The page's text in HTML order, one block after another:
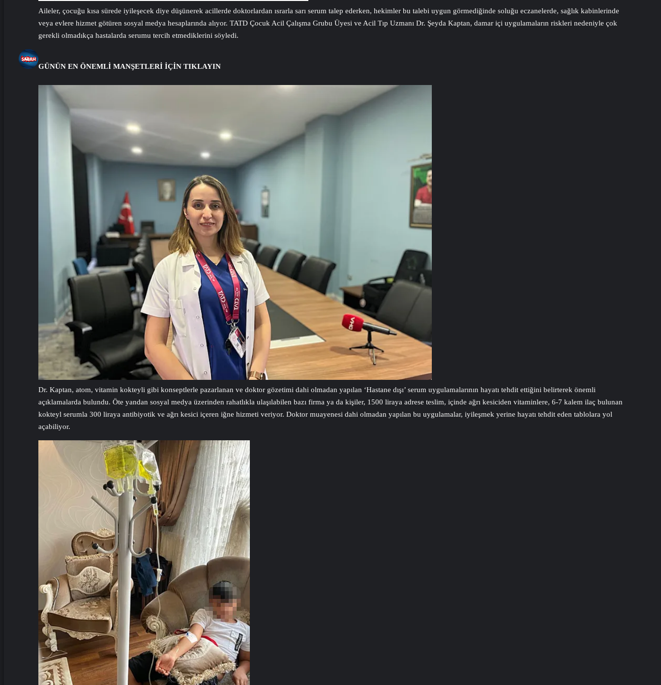
Aileler, çocuğu kısa sürede iyileşecek diye düşünerek acillerde doktorlardan ısrarla sarı serum talep ederken, hekimler bu talebi uygun görmediğinde soluğu eczanelerde, sağlık kabinlerinde
veya evlere hizmet götüren sosyal medya hesaplarında alıyor. TATD Çocuk Acil Çalışma Grubu Üyesi ve Acil Tıp Uzmanı Dr. Şeyda Kaptan, damar içi uygulamaların riskleri nedeniyle çok
gerekli olmadıkça hastalarda serumu tercih etmediklerini söyledi.
GÜNÜN EN ÖNEMLİ MANŞETLERİ İÇİN TIKLAYIN
Dr. Kaptan, atom, vitamin kokteyli gibi konseptlerle pazarlanan ve doktor gözetimi dahi olmadan yapılan ‘Hastane dışı’ serum uygulamalarının hayatı tehdit ettiğini belirterek önemli
açıklamalarda bulundu. Öte yandan sosyal medya üzerinden rahatlıkla ulaşılabilen bazı firma ya da kişiler, 1500 liraya adrese teslim, içinde ağrı kesiciden vitaminlere, 6-7 kalem ilaç bulunan
kokteyl serumla 300 liraya antibiyotik ve ağrı kesici içeren iğne hizmeti veriyor. Doktor muayenesi dahi olmadan yapılan bu uygulamalar, iyileşmek yerine hayatı tehdit eden tablolara yol
açabiliyor.